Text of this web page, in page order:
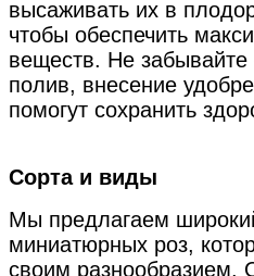
высаживать их в
чтобы обеспечить
веществ. Не забывайте
полив, внесение
помогут сохранить
Сорта и виды
Мы предлагаем
миниатюрных роз,
своим разнообразием.